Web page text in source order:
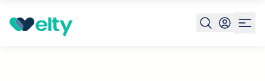
Prenota visita Coccaglio